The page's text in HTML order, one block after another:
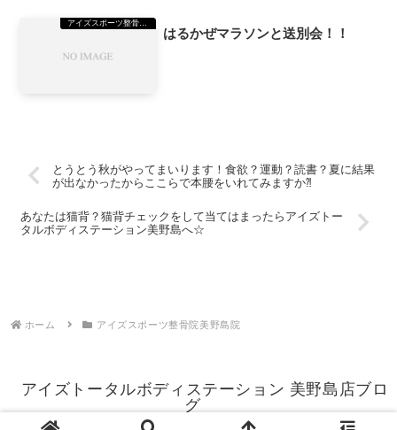
はるかぜマラソンと送別会！！
とうとう秋がやってまいります！食欲？運動？読書？夏に結果
が出なかったからここらで本腰をいれてみますか⁈
あなたは猫背？猫背チェックをして当てはまったらアイズトー
タルボディステーション美野島へ☆
ホーム アイズスポーツ整骨院美野島院
アイズトータルボディステーション 美野島店ブロ
グ